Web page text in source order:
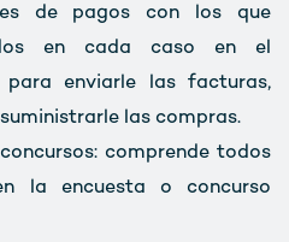
de pagos con los que
en cada caso en el
enviarle las facturas,
las compras.
comprende todos
la encuesta o concurso